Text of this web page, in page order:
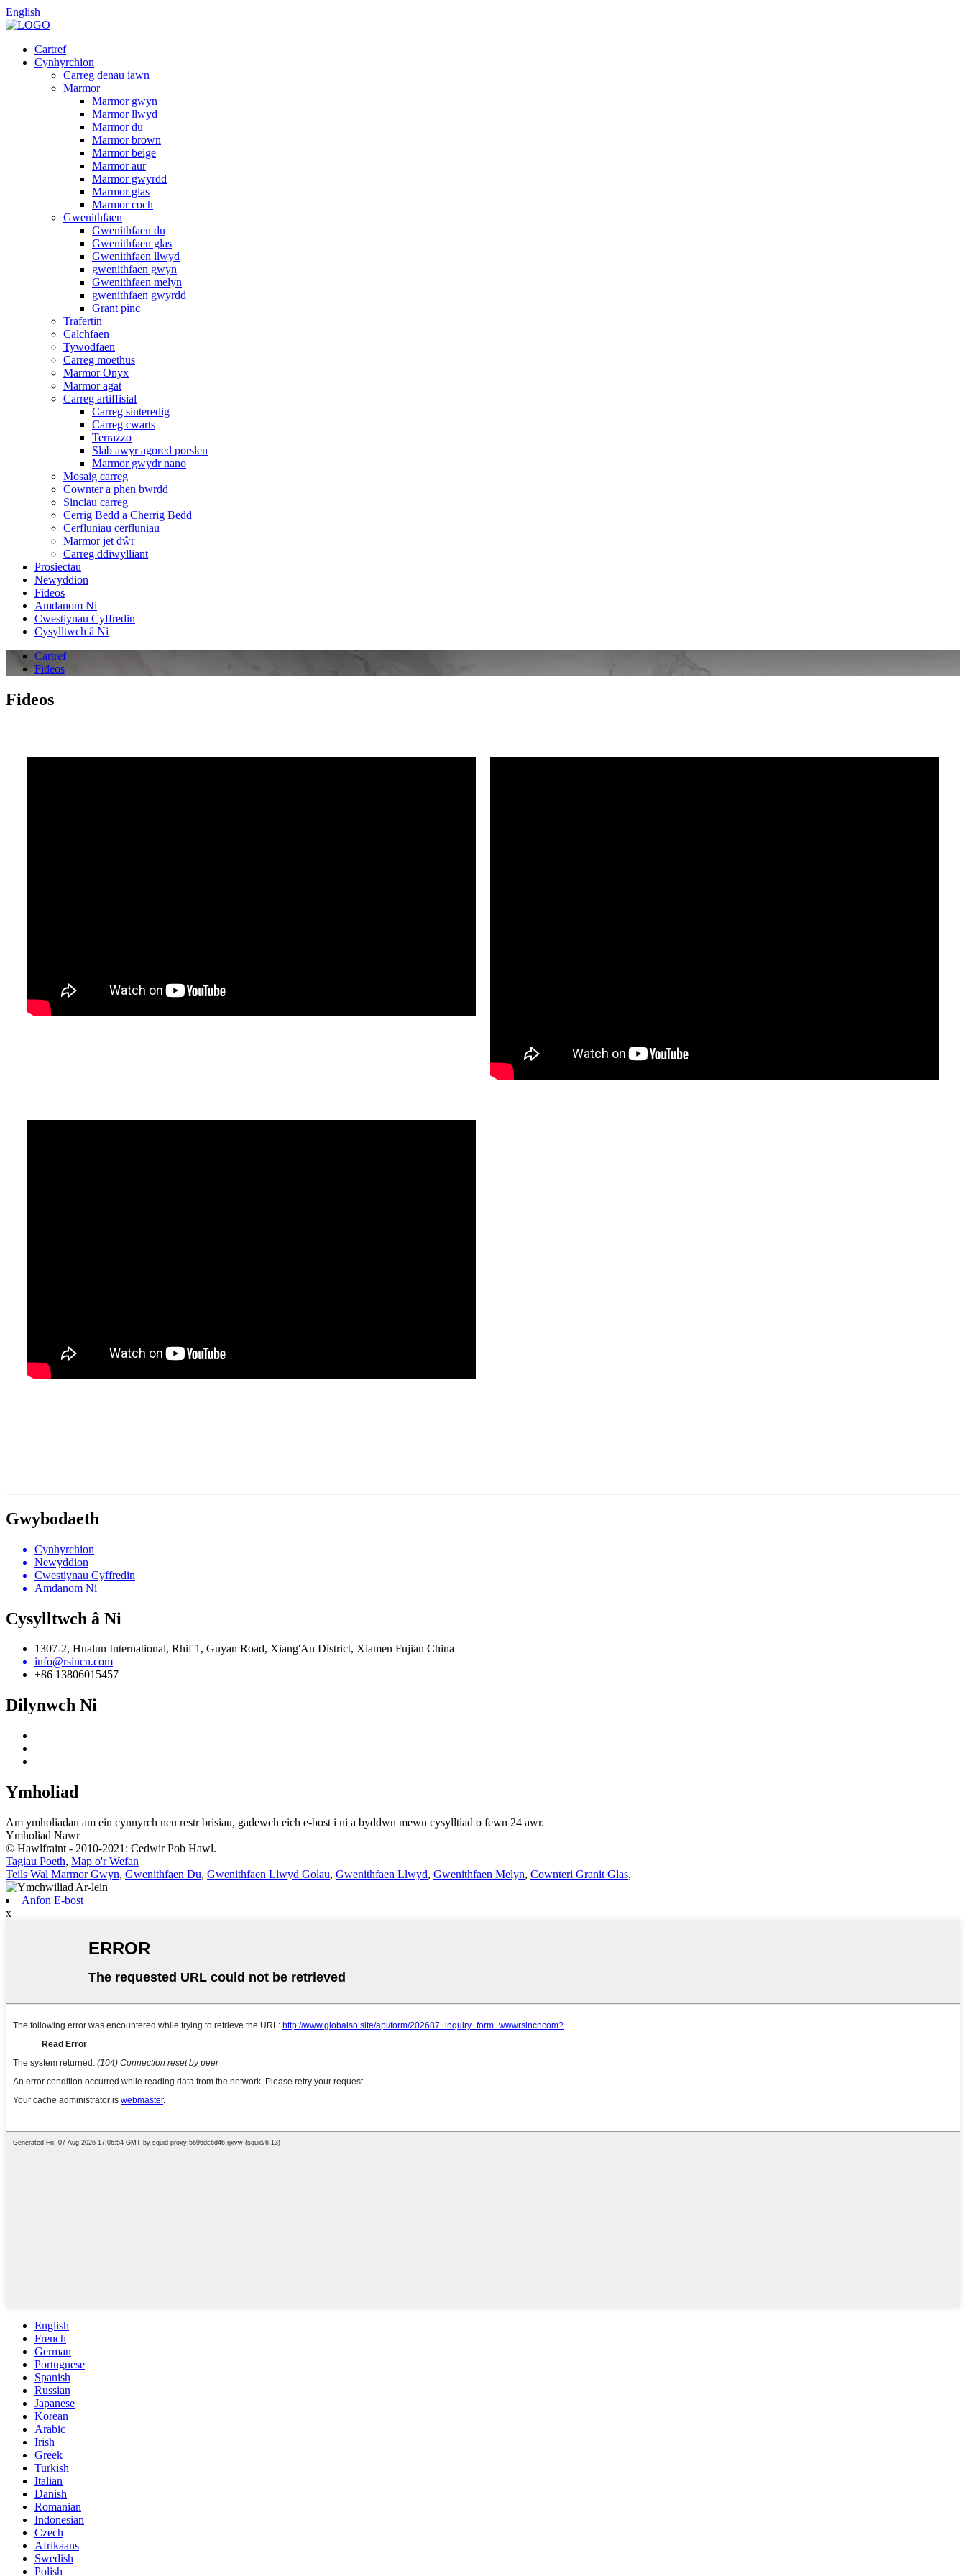
English
Cartref
Cynhyrchion
Carreg denau iawn
Marmor
Marmor gwyn
Marmor llwyd
Marmor du
Marmor brown
Marmor beige
Marmor aur
Marmor gwyrdd
Marmor glas
Marmor coch
Gwenithfaen
Gwenithfaen du
Gwenithfaen glas
Gwenithfaen llwyd
gwenithfaen gwyn
Gwenithfaen melyn
gwenithfaen gwyrdd
Grant pinc
Trafertin
Calchfaen
Tywodfaen
Carreg moethus
Marmor Onyx
Marmor agat
Carreg artiffisial
Carreg sinteredig
Carreg cwarts
Terrazzo
Slab awyr agored porslen
Marmor gwydr nano
Mosaig carreg
Cownter a phen bwrdd
Sinciau carreg
Cerrig Bedd a Cherrig Bedd
Cerfluniau cerfluniau
Marmor jet dŵr
Carreg ddiwylliant
Prosiectau
Newyddion
Fideos
Amdanom Ni
Cwestiynau Cyffredin
Cysylltwch â Ni
Cartref
Fideos
Fideos
Gwybodaeth
Cynhyrchion
Newyddion
Cwestiynau Cyffredin
Amdanom Ni
Cysylltwch â Ni
1307-2, Hualun International, Rhif 1, Guyan Road, Xiang'An District, Xiamen Fujian China
info@rsincn.com
+86 13806015457
Dilynwch Ni
Ymholiad
Am ymholiadau am ein cynnyrch neu restr brisiau, gadewch eich e-bost i ni a byddwn mewn cysylltiad o fewn 24 awr.
Ymholiad Nawr
© Hawlfraint - 2010-2021: Cedwir Pob Hawl.
Tagiau Poeth, Map o'r Wefan
Teils Wal Marmor Gwyn, Gwenithfaen Du, Gwenithfaen Llwyd Golau, Gwenithfaen Llwyd, Gwenithfaen Melyn, Cownteri Granit Glas,
Anfon E-bost
x
English
French
German
Portuguese
Spanish
Russian
Japanese
Korean
Arabic
Irish
Greek
Turkish
Italian
Danish
Romanian
Indonesian
Czech
Afrikaans
Swedish
Polish